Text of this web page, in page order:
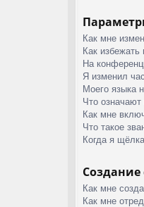
Как мне
Как
На
Я изменил
Моего языка
Что
Как мне
Что такое
Когда я
Как мне
Как мне